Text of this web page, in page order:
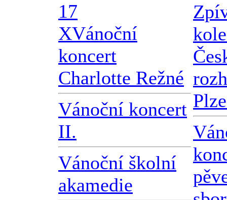
17
XVánoční
koncert
Charlotte Režné
Vánoční koncert
II.
Vánoční školní
akamedie